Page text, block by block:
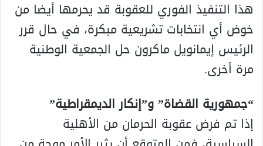
هذا التنفيذ الفوري للعقوبة قد يحرمها أيضا من
خوض أي انتخابات تشريعية مبكرة، في حال قرر
الرئيس إيمانويل ماكرون حل الجمعية الوطنية
مرة أخرى.
“جمهورية القضاة” و”إنكار الديمقراطية”
إذا تم فرض عقوبة الحرمان من الأهلية